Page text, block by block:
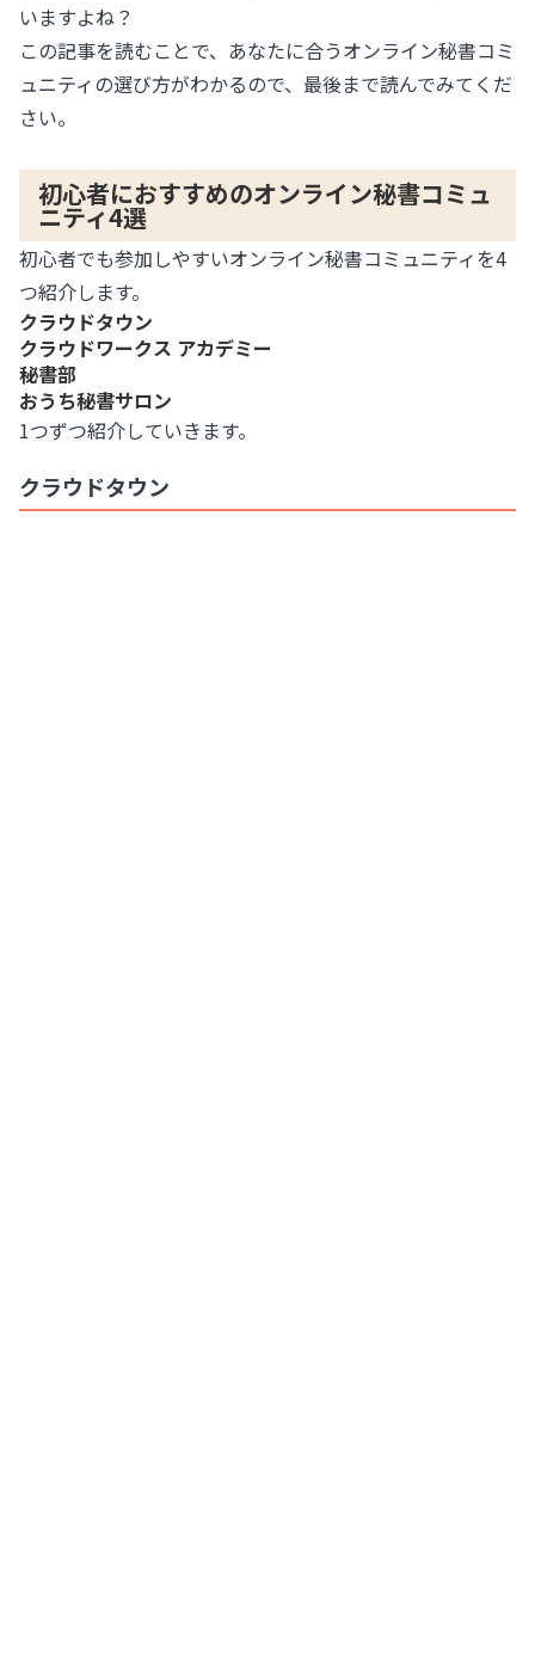
いますよね？
この記事を読むことで、あなたに合うオンライン秘書コミ
ュニティの選び方がわかるので、最後まで読んでみてくだ
さい。
初心者におすすめのオンライン秘書コミュ
ニティ4選
初心者でも参加しやすいオンライン秘書コミュニティを4
つ紹介します。
クラウドタウン
クラウドワークス アカデミー
秘書部
おうち秘書サロン
1つずつ紹介していきます。
クラウドタウン